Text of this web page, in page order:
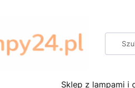
Sklep z lampami i